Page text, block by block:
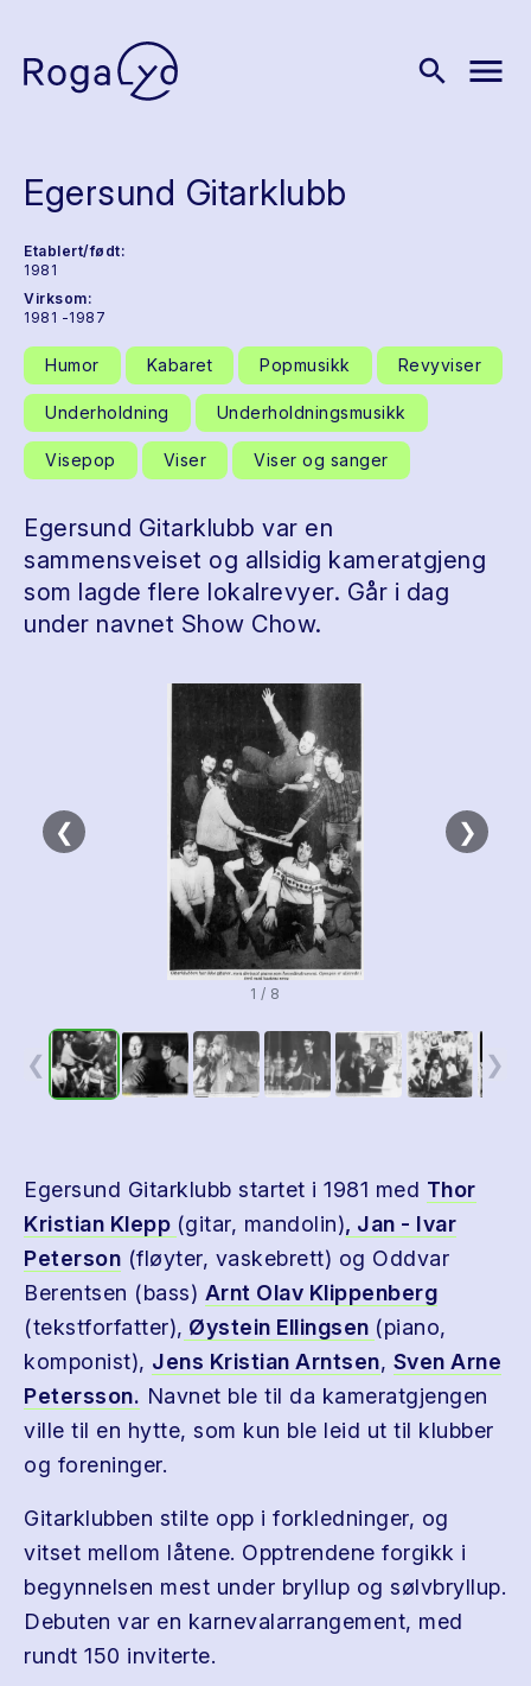
search menu
Egersund Gitarklubb
Etablert/født:
1981
Virksom:
1981 -1987
Humor Kabaret Popmusikk Revyviser
Underholdning Underholdningsmusikk
Visepop Viser Viser og sanger
Egersund Gitarklubb var en
sammensveiset og allsidig kameratgjeng
som lagde flere lokalrevyer. Går i dag
under navnet Show Chow.
❮ ❯
1 / 8
❮ ❯
Egersund Gitarklubb startet i 1981 med Thor
Kristian Klepp (gitar, mandolin), Jan - Ivar
Peterson (fløyter, vaskebrett) og Oddvar
Berentsen (bass) Arnt Olav Klippenberg
(tekstforfatter), Øystein Ellingsen (piano,
komponist), Jens Kristian Arntsen, Sven Arne
Petersson. Navnet ble til da kameratgjengen
ville til en hytte, som kun ble leid ut til klubber
og foreninger.
Gitarklubben stilte opp i forkledninger, og
vitset mellom låtene. Opptrendene forgikk i
begynnelsen mest under bryllup og sølvbryllup.
Debuten var en karnevalarrangement, med
rundt 150 inviterte.